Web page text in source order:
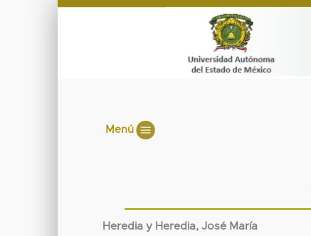
Menú
Heredia y Heredia, José María